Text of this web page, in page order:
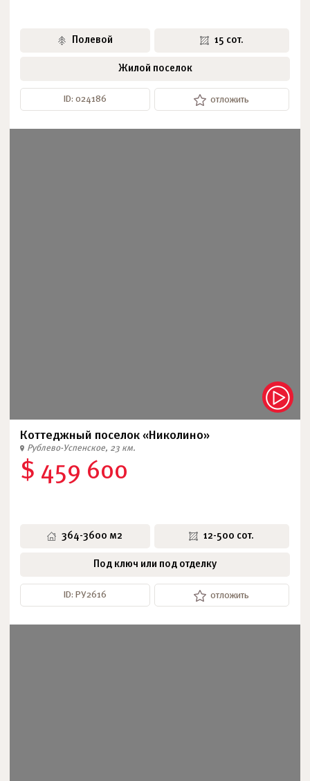
Полевой 15 сот.
Жилой поселок
ID: 024186 отложить
Коттеджный поселок «Николино»
Рублево-Успенское, 23 км.
$ 459 600
364-3600 м2 12-500 сот.
Под ключ или под отделку
ID: РУ2616 отложить